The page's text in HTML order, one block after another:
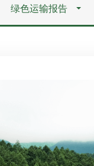
绿色运输报告